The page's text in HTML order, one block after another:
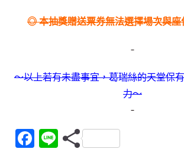
◎ 本抽獎贈送票券無法選擇場次與座
～以上若有未盡事宜，葛瑞絲的天堂保
力～
F Li